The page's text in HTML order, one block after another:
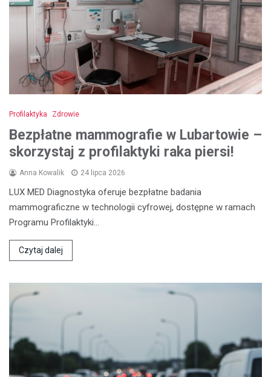
Profilaktyka Zdrowie
Bezpłatne mammografie w Lubartowie –
skorzystaj z profilaktyki raka piersi!
Anna Kowalik 24 lipca 2026
LUX MED Diagnostyka oferuje bezpłatne badania
mammograficzne w technologii cyfrowej, dostępne w ramach
Programu Profilaktyki…
Czytaj dalej